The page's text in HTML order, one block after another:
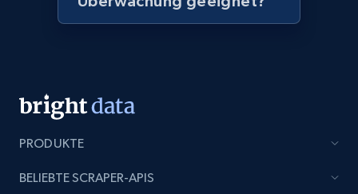
specified UPC
PRODUKTE
BELIEBTE SCRAPER-APIS